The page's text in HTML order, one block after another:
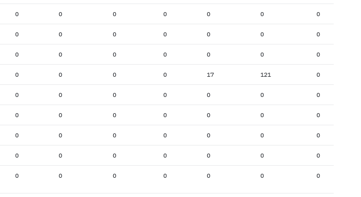
0 0 0 0 0 0 0
0 0 0 0 0 0 0
0 0 0 0 0 0 0
0 0 0 0 17 121 0
0 0 0 0 0 0 0
0 0 0 0 0 0 0
0 0 0 0 0 0 0
0 0 0 0 0 0 0
0 0 0 0 0 0 0